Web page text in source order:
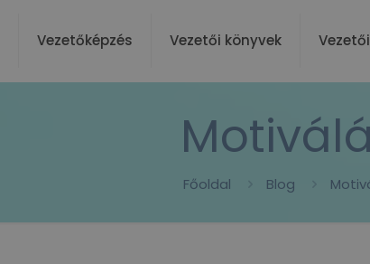
Vezetőképzés Vezetői könyvek
Főoldal Blog